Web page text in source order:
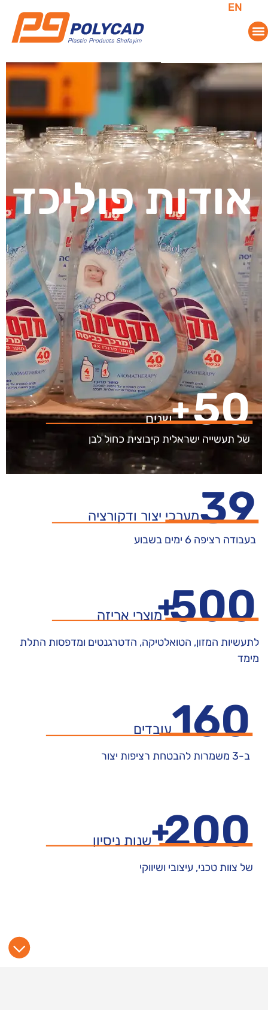
EN
אודות פוליכד
50
+שנים
של תעשייה ישראלית קיבוצית כחול לבן
מערכי יצור ודקורציה39
בעבודה רציפה 6 ימים בשבוע
500
+מוצרי אריזה
לתעשיות המזון, הטואלטיקה, הדטרגנטים ומדפסות התלת
מימד
160עובדים
ב-3 משמרות להבטחת רציפות יצור
200
+שנות ניסיון
של צוות טכני, עיצובי ושיווקי